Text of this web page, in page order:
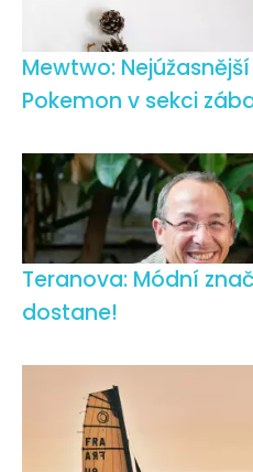
Mewtwo:
Pokemon v sekci
Teranova: Módní
dostane!